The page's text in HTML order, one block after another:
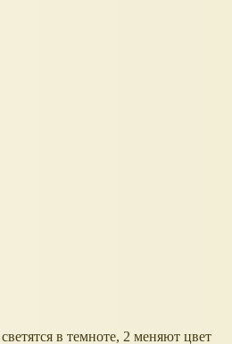
в темноте, 2 меняют цвет